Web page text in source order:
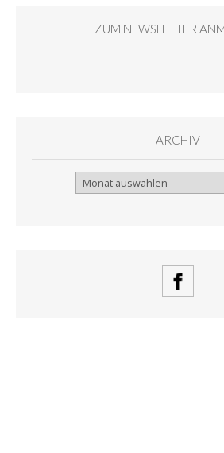
ZUM NEWSLETTER
ARCHIV
Archiv